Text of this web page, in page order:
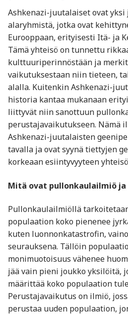
Ashkenazi-juutalaiset ovat
alaryhmistä, jotka ovat
Eurooppaan, erityisesti Itä- ja
Tämä yhteisö on tunnettu
kulttuuriperinnöstään ja
vaikutuksestaan niin tieteen,
alalla. Kuitenkin Ashkenazi-
historia kantaa mukanaan
liittyvät niin sanottuun
perustajavaikutukseen. Nämä
Ashkenazi-juutalaisten
tavalla ja ovat syynä tiettyjen
korkeaan esiintyvyyteen
Mitä ovat pullonkaulailmiö
Pullonkaulailmiöllä
populaation koko pienenee
kuten luonnonkatastrofin,
seurauksena. Tällöin
monimuotoisuus vähenee
jää vain pieni joukko yksilöitä,
määrittää koko populaation
Perustajavaikutus on ilmiö,
perustaa uuden populaation,